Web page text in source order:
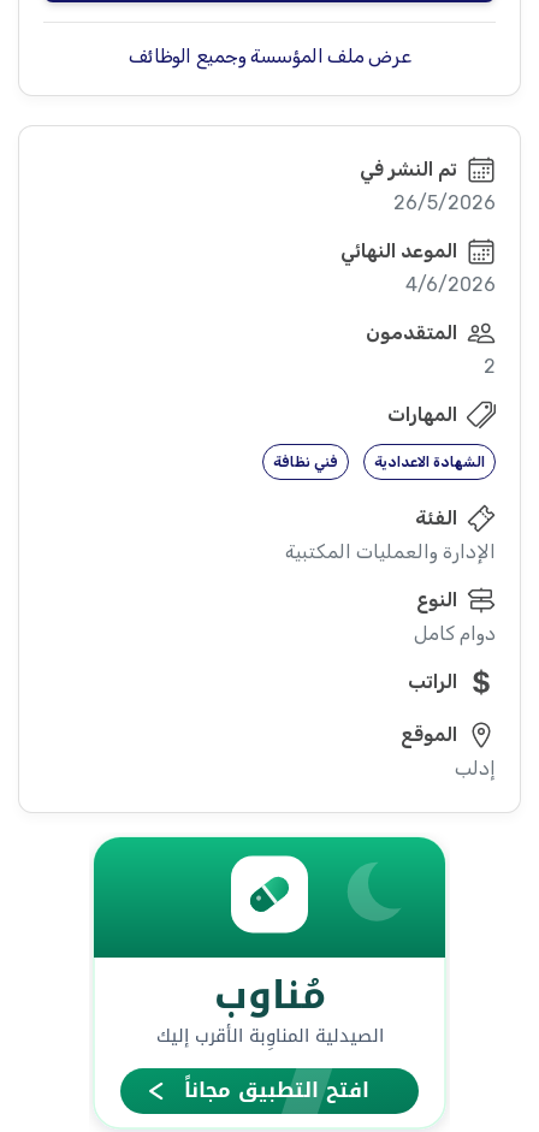
عرض ملف المؤسسة وجميع الوظائف
تم النشر في
26/5/2026
الموعد النهائي
4/6/2026
المتقدمون
2
المهارات
الشهادة الاعدادية فني نظافة
الفئة
الإدارة والعمليات المكتبية
النوع
دوام كامل
الراتب
الموقع
إدلب